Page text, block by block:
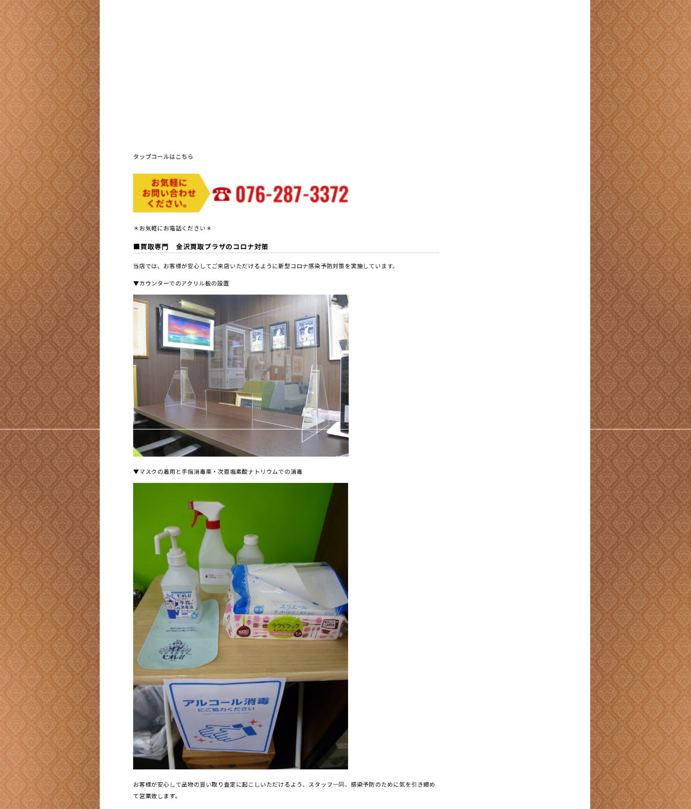
タップコールはこちら
＊お気軽にお電話ください＊
■買取専門 金沢買取プラザのコロナ対策
当店では、お客様が安心してご来店いただけるように新型コロナ感染予防対策を実施しています。
▼カウンターでのアクリル板の設置
▼マスクの着用と手指消毒薬・次亜塩素酸ナトリウムでの消毒
お客様が安心して品物の買い取り査定に起こしいただけるよう、スタッフ一同、感染予防のために気を引き締め
て営業致します。